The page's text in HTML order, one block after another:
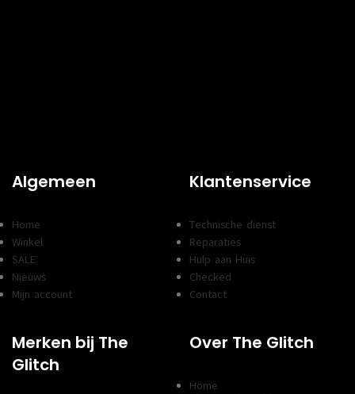
Algemeen
Home
Winkel
SALE
Nieuws
Mijn account
Klantenservice
Technische dienst
Reparaties
Hulp aan Huis
Checked
Contact
Merken bij The
Glitch
Over The Glitch
Home